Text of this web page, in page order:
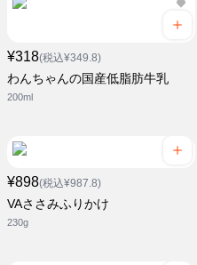
¥318(税込¥349.8)
わんちゃんの国産低脂肪牛乳
200ml
¥898(税込¥987.8)
VAささみふりかけ
230g